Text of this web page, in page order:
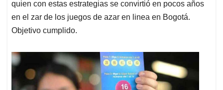
quien con estas estrategias se convirtió en pocos años
en el zar de los juegos de azar en linea en Bogotá.
Objetivo cumplido.